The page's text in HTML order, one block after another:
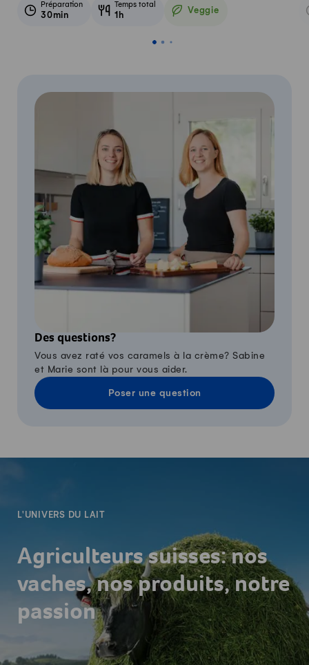
Préparation
30min
Temps total
1h Veggie
Veggie
Des questions?
Vous avez raté vos caramels à la crème? Sabine
et Marie sont là pour vous aider.
Poser une question
L'UNIVERS DU LAIT
Agriculteurs suisses: nos
vaches, nos produits, notre
passion